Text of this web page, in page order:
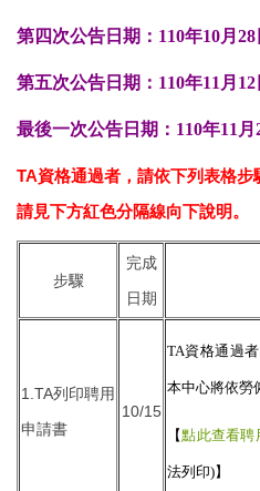
第四次公告日期：110年10月28
第五次公告日期：110年11月12
最後一次公告日期： 110年11
TA資格通過者，請依下列表格步
請見下方紅色分隔線向下說明。
步驟
完成
日期
1.TA列印聘用
申請書
10/15
TA資格通過
本中心將依勞
【點此查看聘
法列印)】